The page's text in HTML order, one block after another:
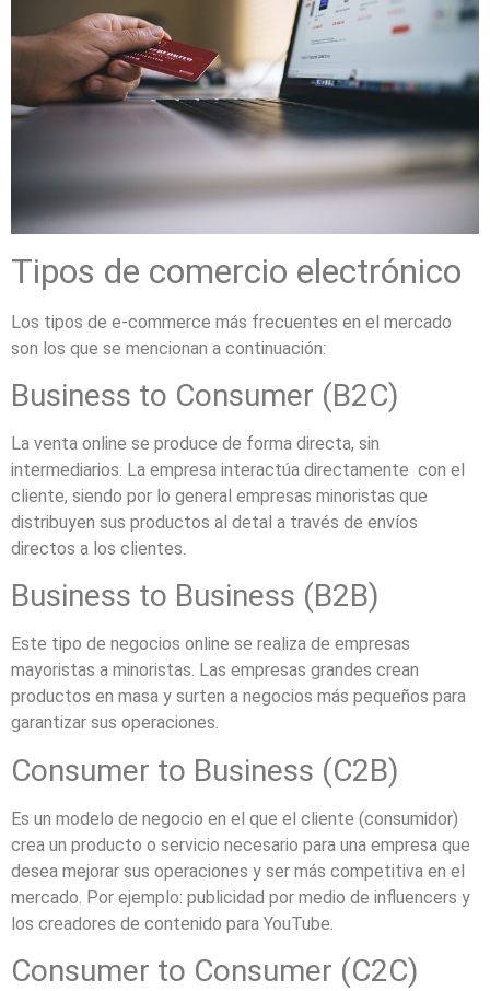
Tipos de comercio electrónico
Los tipos de e-commerce más frecuentes en el mercado
son los que se mencionan a continuación:
Business to Consumer (B2C)
La venta online se produce de forma directa, sin
intermediarios. La empresa interactúa directamente con el
cliente, siendo por lo general empresas minoristas que
distribuyen sus productos al detal a través de envíos
directos a los clientes.
Business to Business (B2B)
Este tipo de negocios online se realiza de empresas
mayoristas a minoristas. Las empresas grandes crean
productos en masa y surten a negocios más pequeños para
garantizar sus operaciones.
Consumer to Business (C2B)
Es un modelo de negocio en el que el cliente (consumidor)
crea un producto o servicio necesario para una empresa que
desea mejorar sus operaciones y ser más competitiva en el
mercado. Por ejemplo: publicidad por medio de influencers y
los creadores de contenido para YouTube.
Consumer to Consumer (C2C)